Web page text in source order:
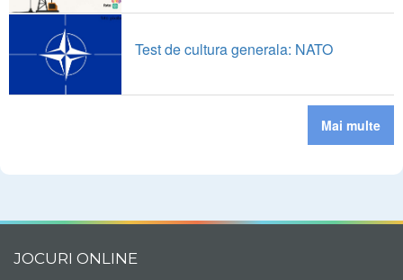
Test de cultura generala: NATO
Mai multe
JOCURI ONLINE